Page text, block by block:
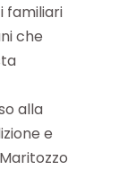
familiari
che
alla
e